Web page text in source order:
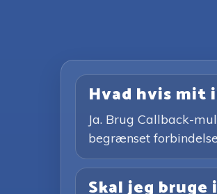
Hvad hvis mit
Ja. Brug Callback-
begrænset
Skal jeg